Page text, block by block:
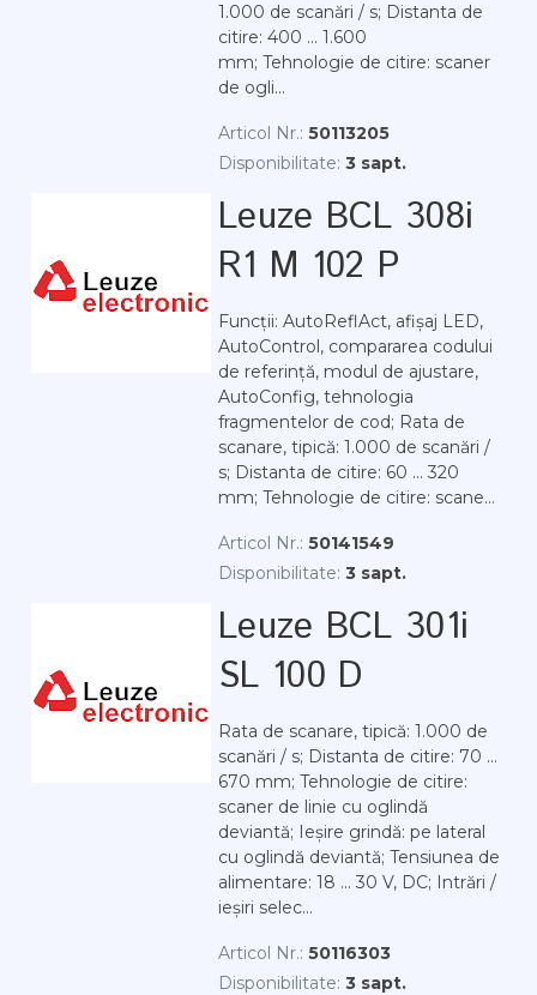
1.000 de scanări / s; Distanta de
citire: 400 ... 1.600
mm; Tehnologie de citire: scaner
de ogli...
Articol Nr.: 50113205
Disponibilitate: 3 sapt.
Leuze BCL 308i
R1 M 102 P
Funcții: AutoReflAct, afișaj LED,
AutoControl, compararea codului
de referință, modul de ajustare,
AutoConfig, tehnologia
fragmentelor de cod; Rata de
scanare, tipică: 1.000 de scanări /
s; Distanta de citire: 60 ... 320
mm; Tehnologie de citire: scane...
Articol Nr.: 50141549
Disponibilitate: 3 sapt.
Leuze BCL 301i
SL 100 D
Rata de scanare, tipică: 1.000 de
scanări / s; Distanta de citire: 70 ...
670 mm; Tehnologie de citire:
scaner de linie cu oglindă
deviantă; Ieșire grindă: pe lateral
cu oglindă deviantă; Tensiunea de
alimentare: 18 ... 30 V, DC; Intrări /
ieșiri selec...
Articol Nr.: 50116303
Disponibilitate: 3 sapt.